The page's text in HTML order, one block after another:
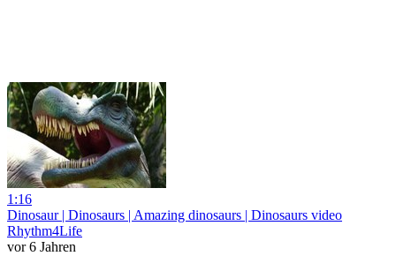
1:16
Dinosaur | Dinosaurs | Amazing dinosaurs | Dinosaurs video
Rhythm4Life
vor 6 Jahren